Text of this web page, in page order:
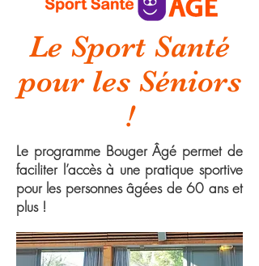
Le Sport Santé
pour les Séniors
!
Le programme Bouger Âgé permet de
faciliter l’accès à une pratique sportive
pour les personnes âgées de 60 ans et
plus !